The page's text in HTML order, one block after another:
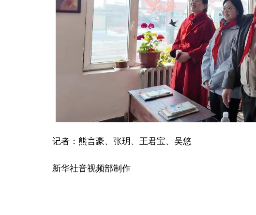
记者：熊言豪、张玥、王君宝、吴悠
新华社音视频部制作